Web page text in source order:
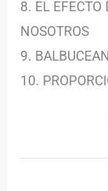
8. EL EFECTO
NOSOTROS
9.
10.